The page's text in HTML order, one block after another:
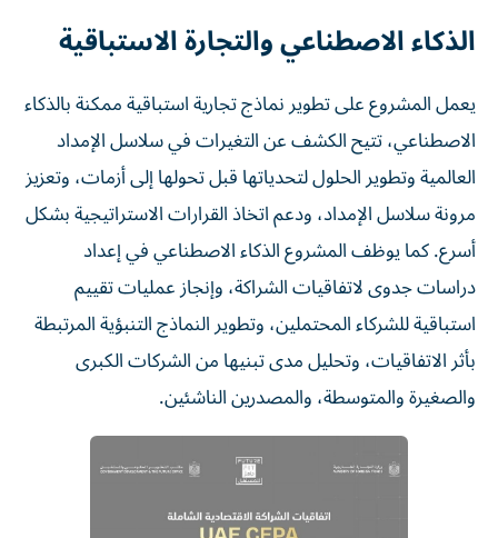
الذكاء الاصطناعي والتجارة الاستباقية
يعمل المشروع على تطوير نماذج تجارية استباقية ممكنة بالذكاء
الاصطناعي، تتيح الكشف عن التغيرات في سلاسل الإمداد
العالمية وتطوير الحلول لتحدياتها قبل تحولها إلى أزمات، وتعزيز
مرونة سلاسل الإمداد، ودعم اتخاذ القرارات الاستراتيجية بشكل
أسرع. كما يوظف المشروع الذكاء الاصطناعي في إعداد
دراسات جدوى لاتفاقيات الشراكة، وإنجاز عمليات تقييم
استباقية للشركاء المحتملين، وتطوير النماذج التنبؤية المرتبطة
بأثر الاتفاقيات، وتحليل مدى تبنيها من الشركات الكبرى
والصغيرة والمتوسطة، والمصدرين الناشئين.